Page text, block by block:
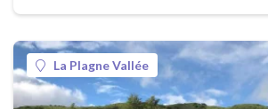
La Plagne Vallée